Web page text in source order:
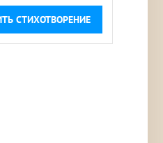
СТИХОТВОРЕНИЕ